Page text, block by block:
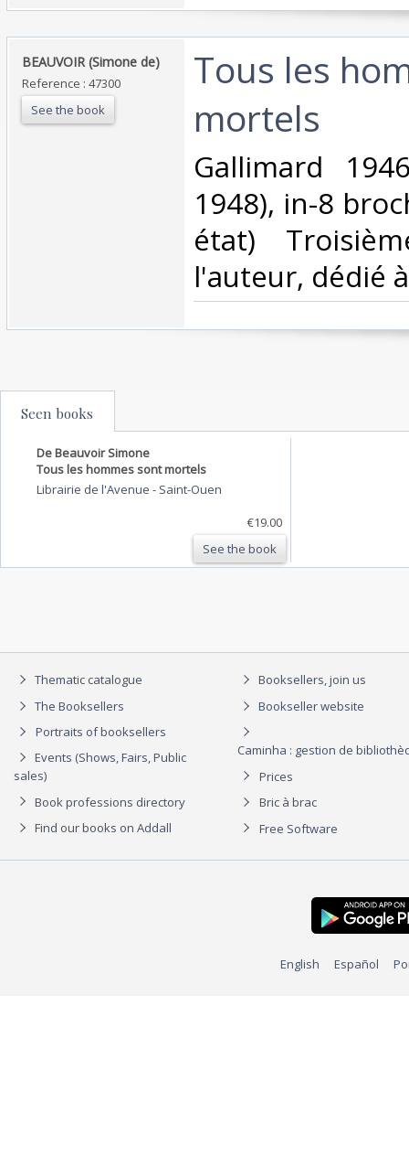
‎BEAUVOIR (Simone de)‎
Reference : 47300
See the book
‎Tous les
mortels‎
‎Gallimard
1948), in-8
état)
l'auteur, dédié
Seen books
De Beauvoir Simone
Tous les hommes sont mortels
Librairie de l'Avenue - Saint-Ouen
€19.00
See the book
Thematic catalogue
The Booksellers
Portraits of booksellers
Events (Shows, Fairs, Public
sales)
Book professions directory
Find our books on Addall
Booksellers, join us
Bookseller website
Caminha : gestion de
Prices
Bric à brac
Free Software
English Español